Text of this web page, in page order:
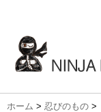
ホーム > 忍びのもの >